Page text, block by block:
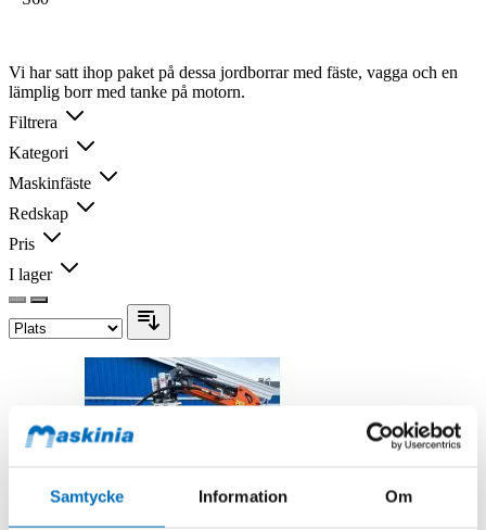
Samtycke Information Om
Vi har satt ihop paket på dessa jordborrar med fäste, vagga och en
lämplig borr med tanke på motorn.
Filtrera
Kategori
Maskinfäste
Redskap
Pris
I lager